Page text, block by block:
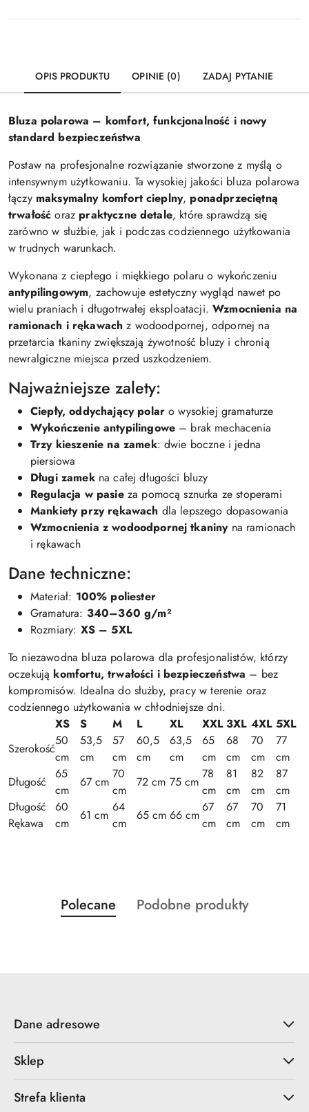
OPIS PRODUKTU OPINIE (0) ZADAJ PYTANIE
Bluza polarowa – komfort, funkcjonalność i nowy
standard bezpieczeństwa
Postaw na profesjonalne rozwiązanie stworzone z myślą o
intensywnym użytkowaniu. Ta wysokiej jakości bluza polarowa
łączy maksymalny komfort cieplny, ponadprzeciętną
trwałość oraz praktyczne detale, które sprawdzą się
zarówno w służbie, jak i podczas codziennego użytkowania
w trudnych warunkach.
Wykonana z ciepłego i miękkiego polaru o wykończeniu
antypilingowym, zachowuje estetyczny wygląd nawet po
wielu praniach i długotrwałej eksploatacji.Wzmocnienia na
ramionach i rękawach z wodoodpornej, odpornej na
przetarcia tkaniny zwiększają żywotność bluzy i chronią
newralgiczne miejsca przed uszkodzeniem.
Najważniejsze zalety:
Ciepły, oddychający polar o wysokiej gramaturze
Wykończenie antypilingowe – brak mechacenia
Trzy kieszenie na zamek: dwie boczne i jedna
piersiowa
Długi zamekna całej długości bluzy
Regulacja w pasieza pomocą sznurka ze stoperami
Mankiety przy rękawach dla lepszego dopasowania
Wzmocnienia z wodoodpornej tkaninyna ramionach
i rękawach
Dane techniczne:
Materiał: 100% poliester
Gramatura: 340–360 g/m²
Rozmiary: XS – 5XL
To niezawodna bluza polarowa dla profesjonalistów, którzy
oczekują komfortu, trwałości i bezpieczeństwa – bez
kompromisów. Idealna do służby, pracy w terenie oraz
codziennego użytkowania w chłodniejsze dni.
XS
S M L XL XXL 3XL 4XL 5XL
Szerokość
50
cm
53,5
cm
57
cm
60,5
cm
63,5
cm
65
cm
68
cm
70
cm
77
cm
Długość
65
cm
67 cm
70
cm
72 cm 75 cm
78
cm
81
cm
82
cm
87
cm
Długość
Rękawa
60
cm
61 cm
64
cm
65 cm 66 cm
67
cm
67
cm
70
cm
71
cm
Pomiń karuzelę produktów
Produkty
o
Polecane
Produkty
Podobne produkty
Dane adresowe
Sklep
Strefa klienta